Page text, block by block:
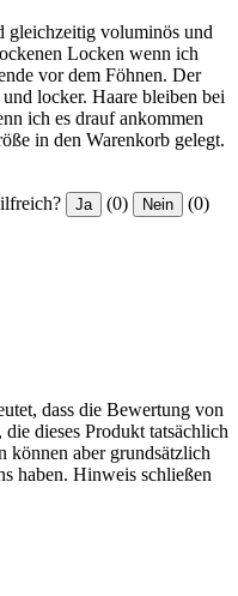
gleichzeitig voluminös und
Locken wenn ich
vor dem Föhnen. Der
locker. Haare bleiben bei
ich es drauf ankommen
in den Warenkorb gelegt.
Ja (0) Nein (0)
dass die Bewertung von
dieses Produkt tatsächlich
können aber grundsätzlich
haben. Hinweis schließen